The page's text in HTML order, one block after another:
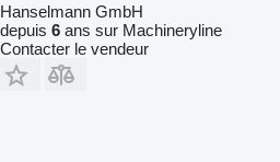
Hanselmann GmbH
depuis 6 ans sur Machineryline
Contacter le vendeur